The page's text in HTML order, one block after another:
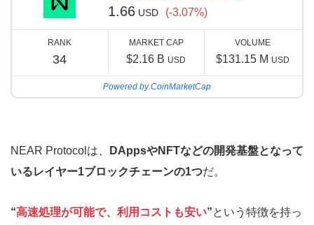
1.66 USD (-3.07%)
RANK
34
MARKET CAP
$2.16 B USD
VOLUME
$131.15 M USD
Powered by CoinMarketCap
NEAR Protocolは、
DAppsやNFTなどの開発基盤となって
いるレイヤー1ブロックチェーンの1つだ。
“高速処理が可能で、利用コストも安い”という特徴を持っ